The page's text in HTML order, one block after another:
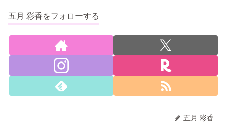
五月 彩香をフォローする
五月 彩香